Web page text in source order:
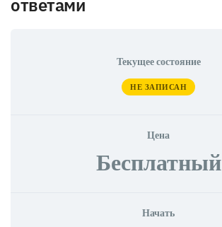
ответами
Текущее состояние
НЕ ЗАПИСАН
Цена
Бесплатный
Начать